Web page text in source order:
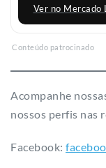
Ver no Mercado
Conteúdo patrocinado
Acompanhe
nossos perfis nas
Facebook: